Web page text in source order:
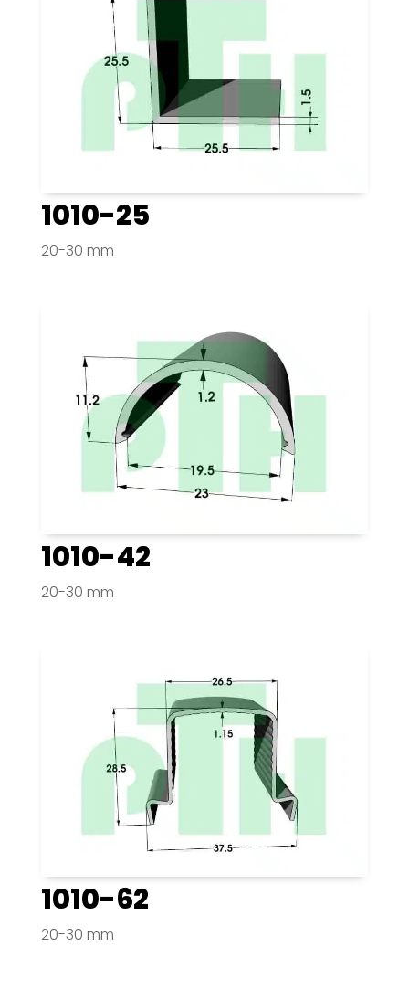
1010-25
20-30 mm
1010-42
20-30 mm
1010-62
20-30 mm